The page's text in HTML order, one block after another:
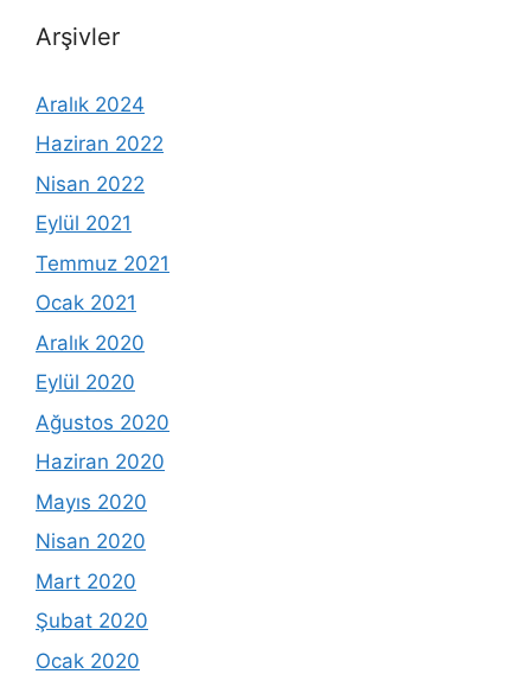
Arşivler
Aralık 2024
Haziran 2022
Nisan 2022
Eylül 2021
Temmuz 2021
Ocak 2021
Aralık 2020
Eylül 2020
Ağustos 2020
Haziran 2020
Mayıs 2020
Nisan 2020
Mart 2020
Şubat 2020
Ocak 2020